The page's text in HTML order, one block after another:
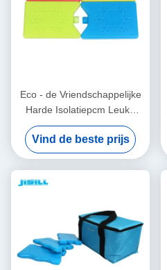
Eco - de Vriendschappelijke
Harde Isolatiepcm Leuke
Doos van de Ijslunch om
Voedsel te houden koel en
Vers
Vind de beste prijs